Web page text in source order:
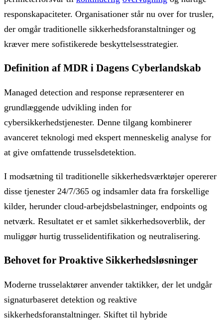
responskapaciteter. Organisationer står nu over for trusler,
der omgår traditionelle sikkerhedsforanstaltninger og
kræver mere sofistikerede beskyttelsesstrategier.
Definition af MDR i Dagens Cyberlandskab
Managed detection and response repræsenterer en
grundlæggende udvikling inden for
cybersikkerhedstjenester. Denne tilgang kombinerer
avanceret teknologi med ekspert menneskelig analyse for
at give omfattende trusselsdetektion.
I modsætning til traditionelle sikkerhedsværktøjer opererer
disse tjenester 24/7/365 og indsamler data fra forskellige
kilder, herunder cloud-arbejdsbelastninger, endpoints og
netværk. Resultatet er et samlet sikkerhedsoverblik, der
muliggør hurtig trusselidentifikation og neutralisering.
Behovet for Proaktive Sikkerhedsløsninger
Moderne trusselaktører anvender taktikker, der let undgår
signaturbaseret detektion og reaktive
sikkerhedsforanstaltninger. Skiftet til hybride